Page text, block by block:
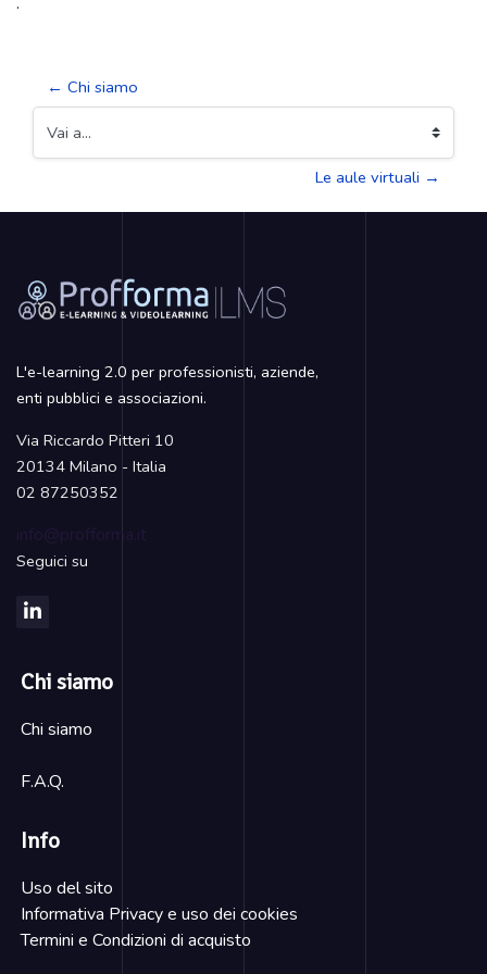
← Chi siamo
Vai a...
Le aule virtuali →
Blocchi
L'e-learning 2.0 per professionisti, aziende,
enti pubblici e associazioni.
Via Riccardo Pitteri 10
20134 Milano - Italia
02 87250352
info@profforma.it
Seguici su
Chi siamo
Chi siamo
F.A.Q.
Info
Uso del sito
Informativa Privacy e uso dei cookies
Termini e Condizioni di acquisto